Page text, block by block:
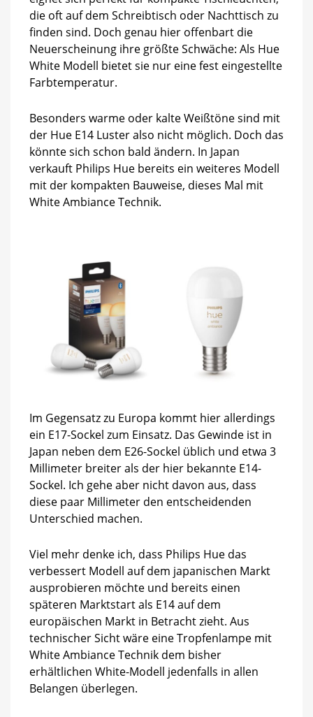
White
Ambiance
die oft auf dem Schreibtisch oder Nachttisch zu
finden sind. Doch genau hier offenbart die
Neuerscheinung ihre größte Schwäche: Als Hue
White Modell bietet sie nur eine fest eingestellte
Farbtemperatur.
Besonders warme oder kalte Weißtöne sind mit
der Hue E14 Luster also nicht möglich. Doch das
könnte sich schon bald ändern. In Japan
verkauft Philips Hue bereits ein weiteres Modell
mit der kompakten Bauweise, dieses Mal mit
White Ambiance Technik.
Im Gegensatz zu Europa kommt hier allerdings
ein E17-Sockel zum Einsatz. Das Gewinde ist in
Japan neben dem E26-Sockel üblich und etwa 3
Millimeter breiter als der hier bekannte E14-
Sockel. Ich gehe aber nicht davon aus, dass
diese paar Millimeter den entscheidenden
Unterschied machen.
Viel mehr denke ich, dass Philips Hue das
verbessert Modell auf dem japanischen Markt
ausprobieren möchte und bereits einen
späteren Marktstart als E14 auf dem
europäischen Markt in Betracht zieht. Aus
technischer Sicht wäre eine Tropfenlampe mit
White Ambiance Technik dem bisher
erhältlichen White-Modell jedenfalls in allen
Belangen überlegen.